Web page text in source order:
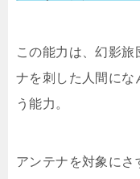
この能力は、幻影
ナを刺した人間にな
う能力。
アンテナを対象にさ